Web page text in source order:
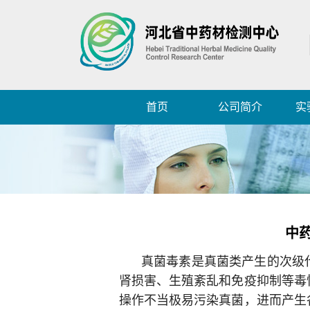
首页 公司简介 实
中
真菌毒素是真菌类产生的次
肾损害、生殖紊乱和免疫抑制等
操作不当极易污染真菌，进而产